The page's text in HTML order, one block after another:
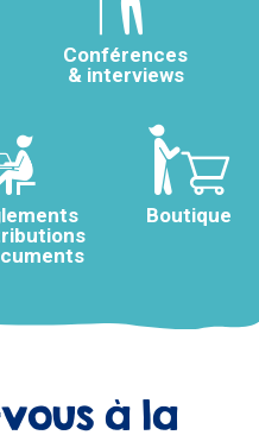
Conférences
& interviews
Boutique
à la